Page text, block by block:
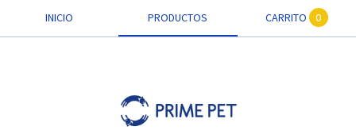
INICIO PRODUCTOS CARRITO 0